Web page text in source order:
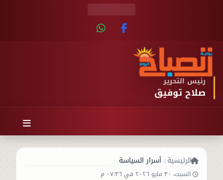
رئيس التحرير
صلاح توفيق
الرئيسية أسرار السياسة
السبت، ٣٠ مايو ٢٠٢٦ في ٠٧:٣٦ م